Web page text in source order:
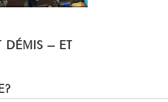
DÉMIS – ET